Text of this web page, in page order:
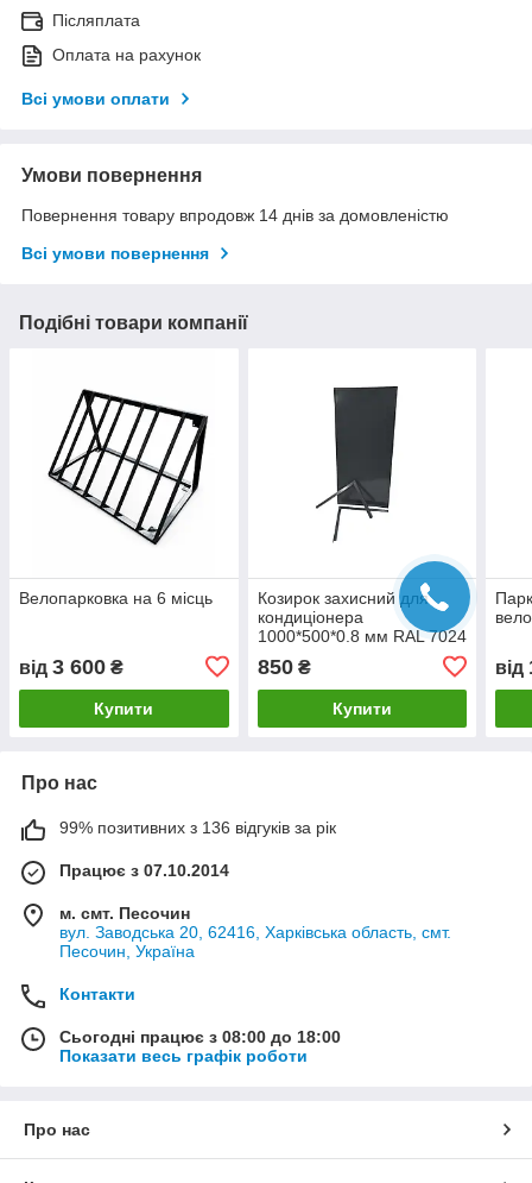
Післяплата
Оплата на рахунок
Всі умови оплати
Умови повернення
Повернення товару впродовж 14 днів за домовленістю
Всі умови повернення
Подібні товари компанії
Велопарковка на 6 місць
від 3 600 ₴
Купити
Козирок захисний для
кондиціонера
1000*500*0.8 мм RAL 7024
850₴
Купити
від
Про нас
99% позитивних з 136 відгуків за рік
Працює з 07.10.2014
м. смт. Песочин
вул. Заводська 20, 62416, Харківська область, смт.
Песочин, Україна
Контакти
Сьогодні працює з 08:00 до 18:00
Показати весь графік роботи
Про нас